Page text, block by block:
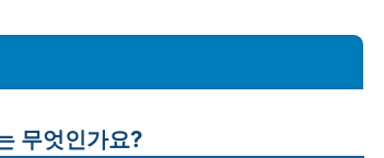
무엇인가요?